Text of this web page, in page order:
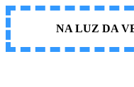
NA LUZ DA